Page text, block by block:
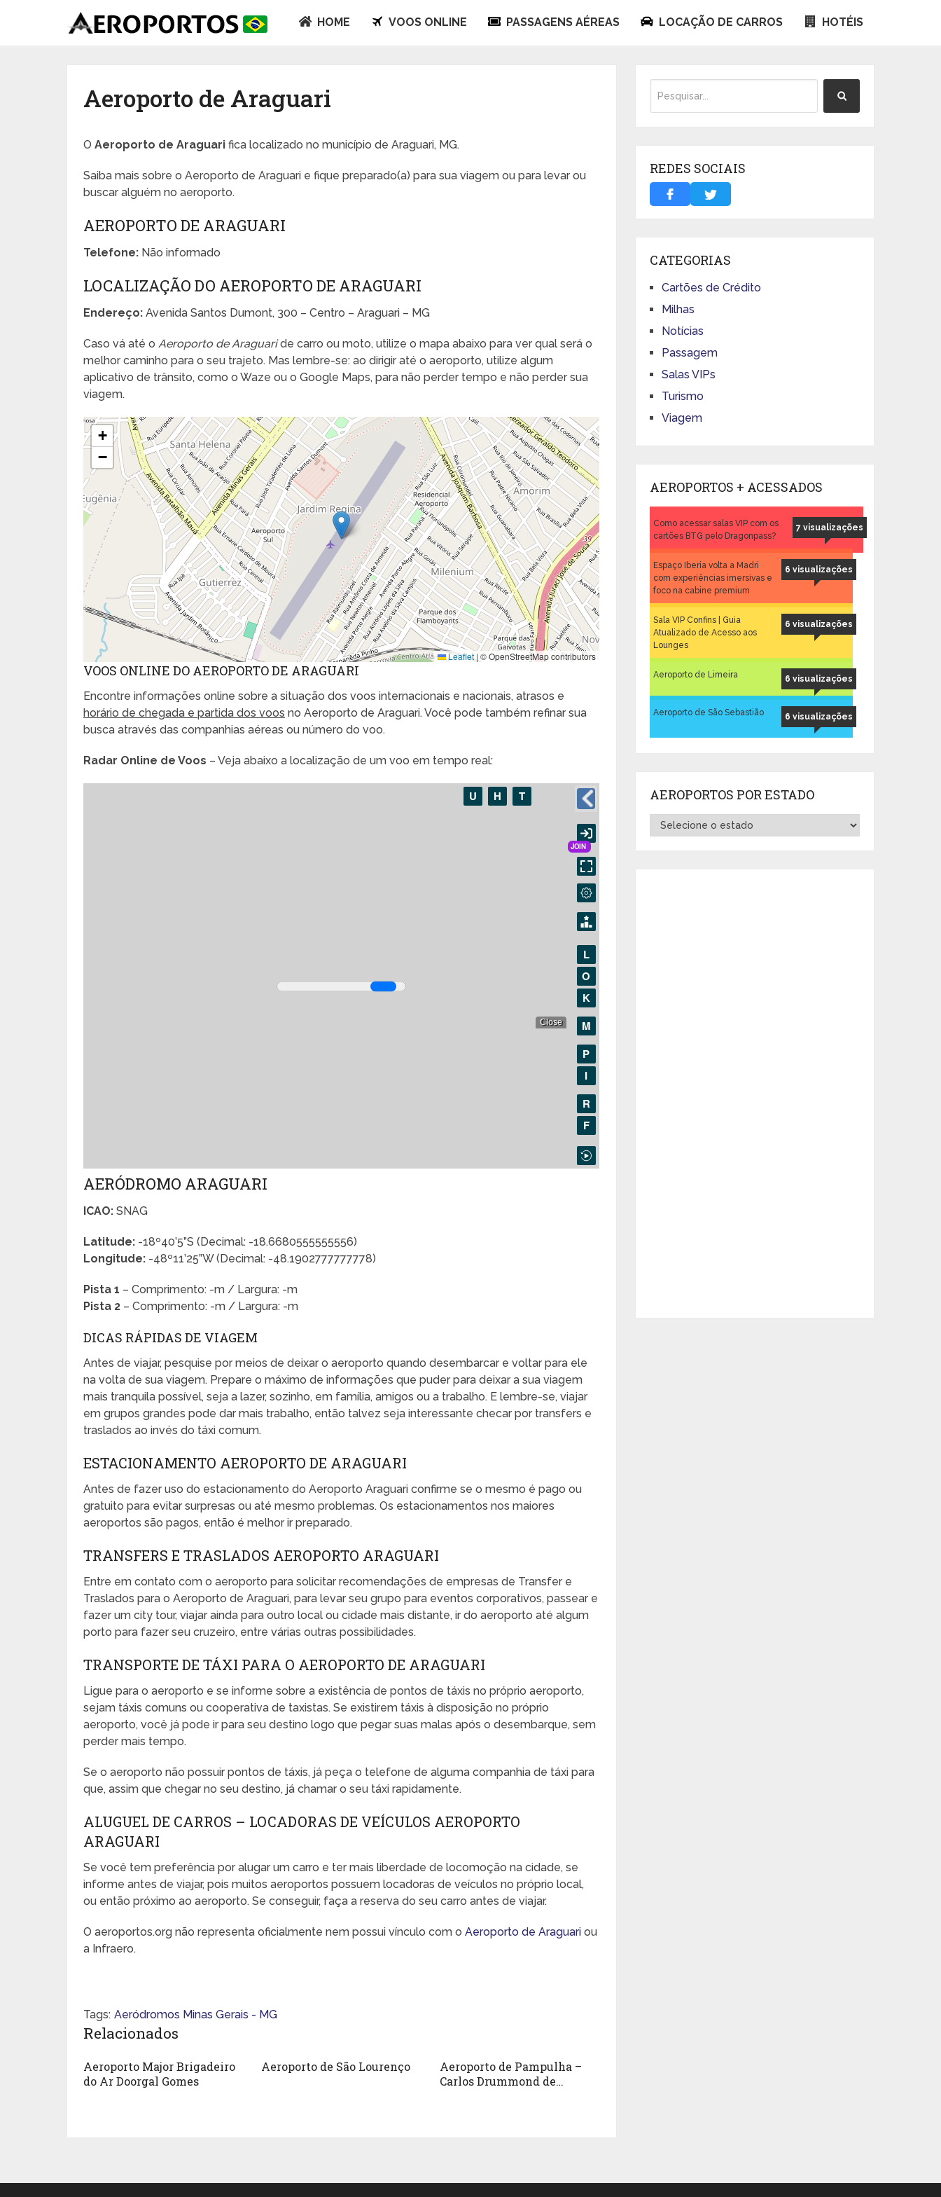
HOME VOOS ONLINE PASSAGENS AÉREAS LOCAÇÃO DE CARROS HOTÉIS
Aeroporto de Araguari
OAeroporto de Araguari fica localizado no município de Araguari, MG.
Saiba mais sobre o Aeroporto de Araguari e fique preparado(a) para sua viagem ou para levar ou
buscar alguém no aeroporto.
AEROPORTO DE ARAGUARI
Telefone: Não informado
LOCALIZAÇÃO DO AEROPORTO DE ARAGUARI
Endereço: Avenida Santos Dumont, 300 – Centro – Araguari – MG
Caso vá até o Aeroporto de Araguaride carro ou moto, utilize o mapa abaixo para ver qual será o
melhor caminho para o seu trajeto. Mas lembre-se: ao dirigir até o aeroporto, utilize algum
aplicativo de trânsito, como o Waze ou o Google Maps, para não perder tempo e não perder sua
viagem.
+
−
Leaflet | © OpenStreetMap contributors
VOOS ONLINE DO AEROPORTO DE ARAGUARI
Encontre informações online sobre a situação dos voos internacionais e nacionais, atrasos e
horário de chegada e partida dos voos no Aeroporto de Araguari. Você pode também refinar sua
busca através das companhias aéreas ou número do voo.
Radar Online de Voos – Veja abaixo a localização de um voo em tempo real:
AERÓDROMO ARAGUARI
ICAO: SNAG
Latitude: -18º40’5”S (Decimal: -18.6680555555556)
Longitude: -48º11’25”W (Decimal: -48.1902777777778)
Pista 1 – Comprimento: -m / Largura: -m
Pista 2 – Comprimento: -m / Largura: -m
DICAS RÁPIDAS DE VIAGEM
Antes de viajar, pesquise por meios de deixar o aeroporto quando desembarcar e voltar para ele
na volta de sua viagem. Prepare o máximo de informações que puder para deixar a sua viagem
mais tranquila possível, seja a lazer, sozinho, em família, amigos ou a trabalho. E lembre-se, viajar
em grupos grandes pode dar mais trabalho, então talvez seja interessante checar por transfers e
traslados ao invés do táxi comum.
ESTACIONAMENTO AEROPORTO DE ARAGUARI
Antes de fazer uso do estacionamento do Aeroporto Araguari confirme se o mesmo é pago ou
gratuito para evitar surpresas ou até mesmo problemas. Os estacionamentos nos maiores
aeroportos são pagos, então é melhor ir preparado.
TRANSFERS E TRASLADOS AEROPORTO ARAGUARI
Entre em contato com o aeroporto para solicitar recomendações de empresas de Transfer e
Traslados para o Aeroporto de Araguari, para levar seu grupo para eventos corporativos, passear e
fazer um city tour, viajar ainda para outro local ou cidade mais distante, ir do aeroporto até algum
porto para fazer seu cruzeiro, entre várias outras possibilidades.
TRANSPORTE DE TÁXI PARA O AEROPORTO DE ARAGUARI
Ligue para o aeroporto e se informe sobre a existência de pontos de táxis no próprio aeroporto,
sejam táxis comuns ou cooperativa de taxistas. Se existirem táxis à disposição no próprio
aeroporto, você já pode ir para seu destino logo que pegar suas malas após o desembarque, sem
perder mais tempo.
Se o aeroporto não possuir pontos de táxis, já peça o telefone de alguma companhia de táxi para
que, assim que chegar no seu destino, já chamar o seu táxi rapidamente.
ALUGUEL DE CARROS – LOCADORAS DE VEÍCULOS AEROPORTO
ARAGUARI
Se você tem preferência por alugar um carro e ter mais liberdade de locomoção na cidade, se
informe antes de viajar, pois muitos aeroportos possuem locadoras de veículos no próprio local,
ou então próximo ao aeroporto. Se conseguir, faça a reserva do seu carro antes de viajar.
O aeroportos.org não representa oficialmente nem possui vínculo com oAeroporto de Araguari ou
a Infraero.
Tags: Aeródromos Minas Gerais - MG
Relacionados
Aeroporto Major Brigadeiro
do Ar Doorgal Gomes
Aeroporto de São Lourenço
Aeroporto de Pampulha –
Carlos Drummond de
REDES SOCIAIS
CATEGORIAS
Cartões de Crédito
Milhas
Notícias
Passagem
Salas VIPs
Turismo
Viagem
AEROPORTOS + ACESSADOS
7 visualizações
Como acessar salas VIP com os
cartões BTG pelo Dragonpass?
6 visualizações
Espaço Iberia volta a Madri
com experiências imersivas e
foco na cabine premium
6 visualizações
Sala VIP Confins | Guia
Atualizado de Acesso aos
Lounges
6 visualizações
Aeroporto de Limeira
6 visualizações
Aeroporto de São Sebastião
AEROPORTOS POR ESTADO
Aeroportos
por